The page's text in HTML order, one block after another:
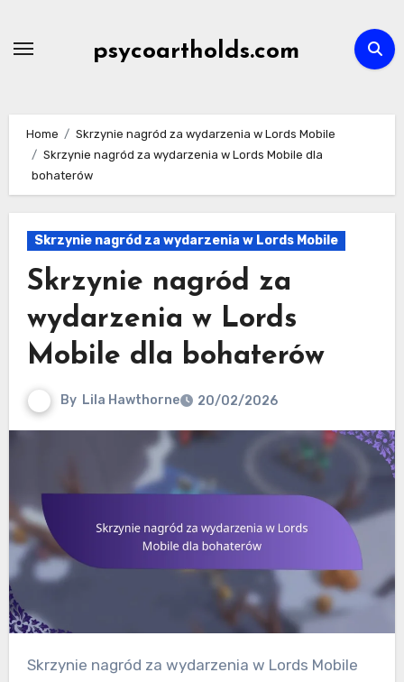
psycoartholds.com
Home
Skrzynie nagród za wydarzenia w Lords Mobile
Skrzynie nagród za wydarzenia w Lords Mobile dla
bohaterów
Skrzynie nagród za wydarzenia w Lords Mobile
Skrzynie nagród za
wydarzenia w Lords
Mobile dla bohaterów
By Lila Hawthorne 20/02/2026
Skrzynie nagród za wydarzenia w Lords Mobile